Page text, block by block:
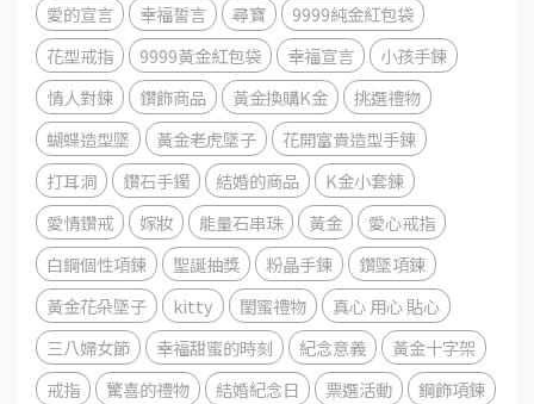
愛的宣言
幸福誓言 尋寶
9999純金紅包袋
花型戒指
9999黃金紅包袋 幸福宣言
小孩手鍊
情人對鍊
鑽飾商品 黃金換購K金
挑選禮物
蝴蝶造型墜
黃金老虎墜子
花開富貴造型手鍊
打耳洞
鑽石手鐲 結婚的商品
K金小套鍊
愛情鑽戒
嫁妝 能量石串珠 黃金
愛心戒指
白鋼個性項鍊
聖誕抽獎 粉晶手鍊
鑽墜項鍊
黃金花朵墜子
kitty 閨蜜禮物
真心 用心 貼心
三八婦女節
幸福甜蜜的時刻 紀念意義
黃金十字架
戒指
驚喜的禮物 結婚紀念日 票選活動
鋼飾項鍊